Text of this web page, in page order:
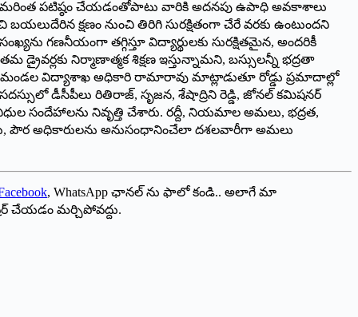
మరింత పటిష్ఠం చేయడంతోపాటు వారికి అదనపు ఉపాధి అవకాశాలు
క్షణం నుంచి తిరిగి సురక్షితంగా చేరే వరకు ఉంటుందని
గణనీయంగా తగ్గిస్తూ విద్యార్థులకు సురక్షితమైన, అందరికీ
నిర్మాణాత్మక శిక్షణ ఇస్తున్నామని, బస్సులన్నీ భద్రతా
మండల విద్యాశాఖ అధికారి రామారావు మాట్లాడుతూ రోడ్డు ప్రమాదాల్లో
డీసీపీలు రితిరాజ్, సృజన, శేషాద్రిని రెడ్డి, జోనల్ కమిషనర్
సందేహాలను నివృత్తి చేశారు. రద్దీ, నియమాల అమలు, భద్రత,
పౌర అధికారులను అనుసంధానించేలా దశలవారీగా అమలు
, WhatsApp ఛానల్ ను ఫాలో కండి.. అలాగే మా
చేయడం మర్చిపోవద్దు.